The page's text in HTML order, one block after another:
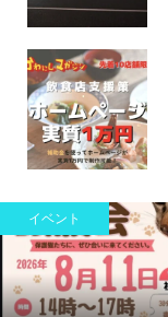
イベント